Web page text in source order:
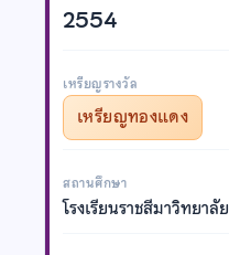
2554
เหรียญรางวัล
เหรียญทองแดง
สถานศึกษา
โรงเรียนราชสีมาวิทยาลัย